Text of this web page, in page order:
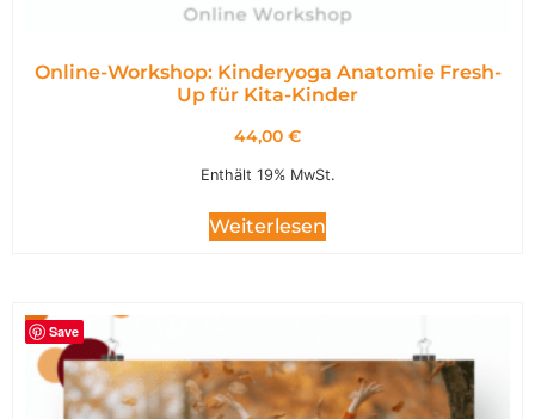
Online-Workshop: Kinderyoga Anatomie Fresh-
Up für Kita-Kinder
44,00 €
Enthält 19% MwSt.
Weiterlesen
Save